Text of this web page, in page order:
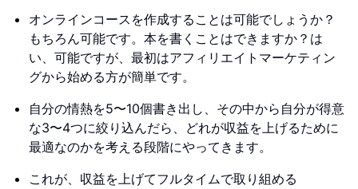
オンラインコースを作成することは可能でしょうか？
もちろん可能です。本を書くことはできますか？は
い、可能ですが、最初はアフィリエイトマーケティン
グから始める方が簡単です。
自分の情熱を5〜10個書き出し、その中から自分が得意
な3〜4つに絞り込んだら、どれが収益を上げるために
最適なのかを考える段階にやってきます。
これが、収益を上げてフルタイムで取り組める